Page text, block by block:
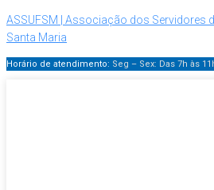
ASSUFSM | Associação dos Servidores
Santa Maria
Horário de atendimento: Seg – Sex: Das 7h às